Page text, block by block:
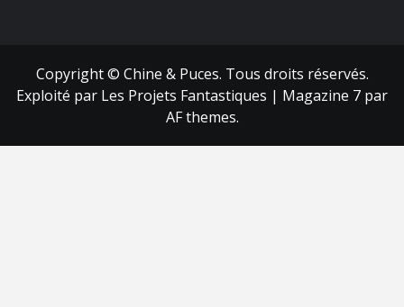
Copyright © Chine & Puces. Tous droits réservés.
Exploité par Les Projets Fantastiques | Magazine 7 par
AF themes.